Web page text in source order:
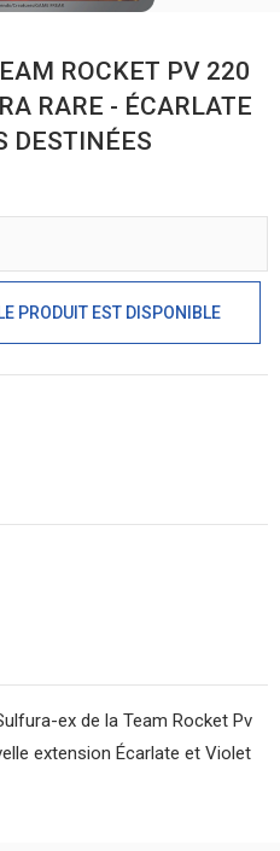
ROCKET PV 220
RARE - ÉCARLATE
DESTINÉES
PRODUIT EST DISPONIBLE
ex de la Team Rocket Pv
extension Écarlate et Violet